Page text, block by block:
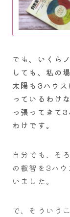
でも、
いくら
しても、私の
太陽も3ハウ
っているわけ
っ張ってきて
わけです。
自分でも、そ
の叡智を3ハ
いました。
で、そういう